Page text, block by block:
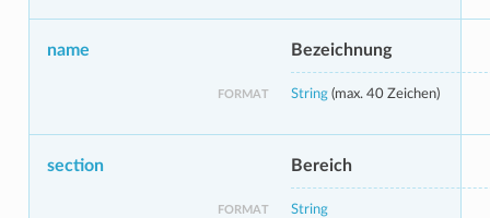
name Bezeichnung
FORMAT String(max. 40 Zeichen)
section Bereich
FORMAT String